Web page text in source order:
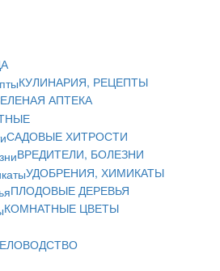
КУЛИНАРИЯ, РЕЦЕПТЫ
АПТЕКА
САДОВЫЕ ХИТРОСТИ
ВРЕДИТЕЛИ, БОЛЕЗНИ
УДОБРЕНИЯ, ХИМИКАТЫ
ПЛОДОВЫЕ ДЕРЕВЬЯ
КОМНАТНЫЕ ЦВЕТЫ